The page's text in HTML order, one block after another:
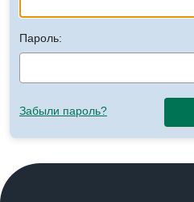
Медиа
О компании
Пароль:
Забыли пароль?